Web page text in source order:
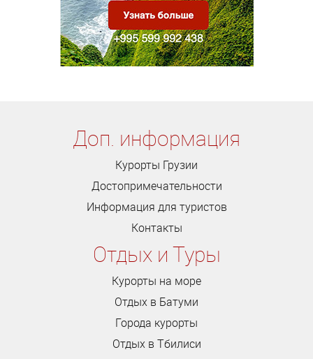
Доп. информация
Курорты Грузии
Достопримечательности
Информация для туристов
Контакты
Отдых и Туры
Курорты на море
Отдых в Батуми
Города курорты
Отдых в Тбилиси